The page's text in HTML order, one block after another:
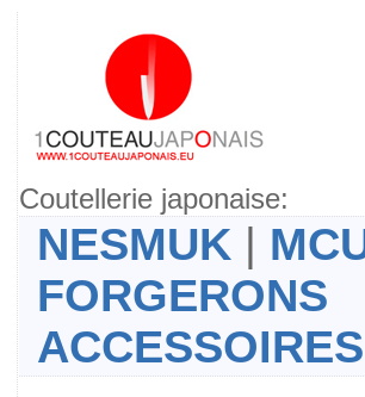
Coutellerie japonaise:
NESMUK
FORGERONS
ACCESSOIRES